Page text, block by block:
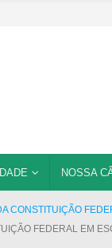
NOSSA
CONSTITUIÇÃO
FEDERAL EM